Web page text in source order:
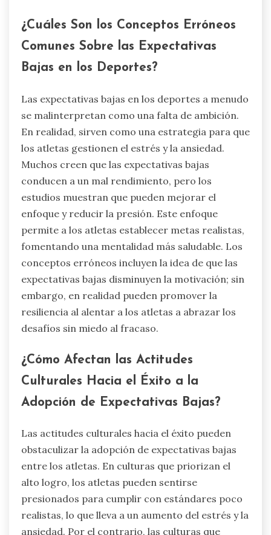
¿Cuáles Son los Conceptos Erróneos
Comunes Sobre las Expectativas
Bajas en los Deportes?
Las expectativas bajas en los deportes a menudo
se malinterpretan como una falta de ambición.
En realidad, sirven como una estrategia para que
los atletas gestionen el estrés y la ansiedad.
Muchos creen que las expectativas bajas
conducen a un mal rendimiento, pero los
estudios muestran que pueden mejorar el
enfoque y reducir la presión. Este enfoque
permite a los atletas establecer metas realistas,
fomentando una mentalidad más saludable. Los
conceptos erróneos incluyen la idea de que las
expectativas bajas disminuyen la motivación; sin
embargo, en realidad pueden promover la
resiliencia al alentar a los atletas a abrazar los
desafíos sin miedo al fracaso.
¿Cómo Afectan las Actitudes
Culturales Hacia el Éxito a la
Adopción de Expectativas Bajas?
Las actitudes culturales hacia el éxito pueden
obstaculizar la adopción de expectativas bajas
entre los atletas. En culturas que priorizan el
alto logro, los atletas pueden sentirse
presionados para cumplir con estándares poco
realistas, lo que lleva a un aumento del estrés y la
ansiedad. Por el contrario, las culturas que